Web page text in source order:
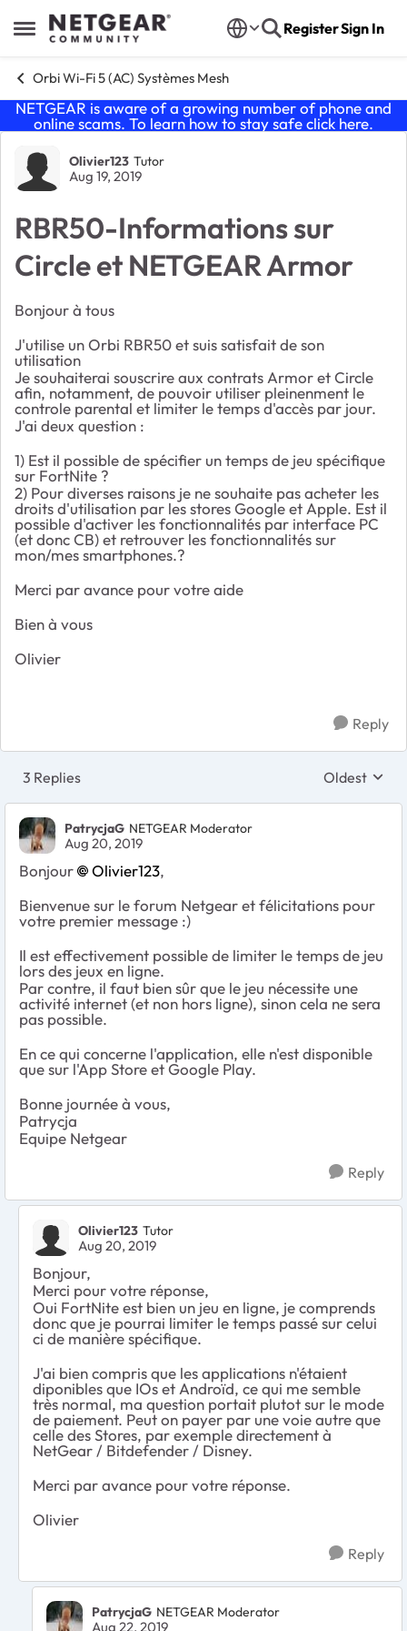
Open Side Menu
Skip to content RegisterSign In
Orbi Wi-Fi 5 (AC) Systèmes Mesh
NETGEAR is aware of a growing number of phone and
online scams. To learn how to stay safe click here.
Forum Discussion
Olivier123 Tutor
Aug 19, 2019
RBR50-Informations sur
Circle et NETGEAR Armor
Bonjour à tous
J'utilise un Orbi RBR50 et suis satisfait de son
utilisation
Je souhaiterai souscrire aux contrats Armor et Circle
afin, notamment, de pouvoir utiliser pleinenment le
controle parental et limiter le temps d'accès par jour.
J'ai deux question :
1) Est il possible de spécifier un temps de jeu spécifique
sur FortNite ?
2) Pour diverses raisons je ne souhaite pas acheter les
droits d'utilisation par les stores Google et Apple. Est il
possible d'activer les fonctionnalités par interface PC
(et donc CB) et retrouver les fonctionnalités sur
mon/mes smartphones.?
Merci par avance pour votre aide
Bien à vous
Olivier
Reply
3 Replies Replies
Oldest
PatrycjaG NETGEAR Moderator
Aug 20, 2019
Bonjour Olivier123,
Bienvenue sur le forum Netgear et félicitations pour
votre premier message :)
Il est effectivement possible de limiter le temps de jeu
lors des jeux en ligne.
Par contre, il faut bien sûr que le jeu nécessite une
activité internet (et non hors ligne), sinon cela ne sera
pas possible.
En ce qui concerne l'application, elle n'est disponible
que sur l'App Store et Google Play.
Bonne journée à vous,
Patrycja
Equipe Netgear
Reply
Olivier123 Tutor
Aug 20, 2019
Bonjour,
Merci pour votre réponse,
Oui FortNite est bien un jeu en ligne, je comprends
donc que je pourrai limiter le temps passé sur celui
ci de manière spécifique.
J'ai bien compris que les applications n'étaient
diponibles que IOs et Androïd, ce qui me semble
très normal, ma question portait plutot sur le mode
de paiement. Peut on payer par une voie autre que
celle des Stores, par exemple directement à
NetGear / Bitdefender / Disney.
Merci par avance pour votre réponse.
Olivier
Reply
PatrycjaG NETGEAR Moderator
Aug 22, 2019